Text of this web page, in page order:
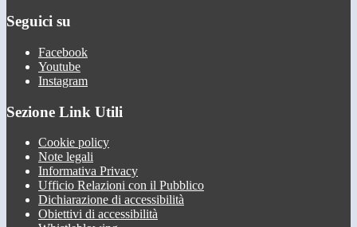
Seguici su
Facebook
Youtube
Instagram
Sezione Link Utili
Cookie policy
Note legali
Informativa Privacy
Ufficio Relazioni con il Pubblico
Dichiarazione di accessibilità
Obiettivi di accessibilità